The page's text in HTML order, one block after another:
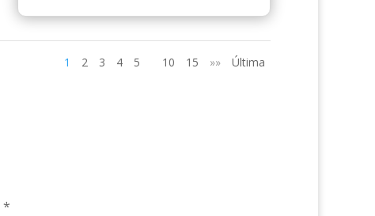
1 2 3 4 5 10 15 »» Última
*